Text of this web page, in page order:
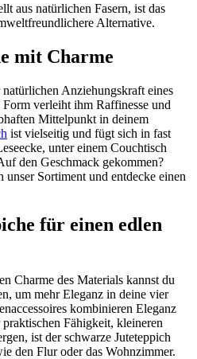
aus natürlichen Fasern, ist das
Alternative.
mit Charme
Anziehungskraft eines
verleiht ihm Raffinesse und
Mittelpunkt in deinem
ist vielseitig und fügt sich in fast
unter einem Couchtisch
den Geschmack gekommen?
Sortiment und entdecke einen
für einen edlen
Charme des Materials kannst du
um mehr Eleganz in deine vier
kombinieren Eleganz
Fähigkeit, kleineren
ist der schwarze Juteteppich
den Flur oder das Wohnzimmer.